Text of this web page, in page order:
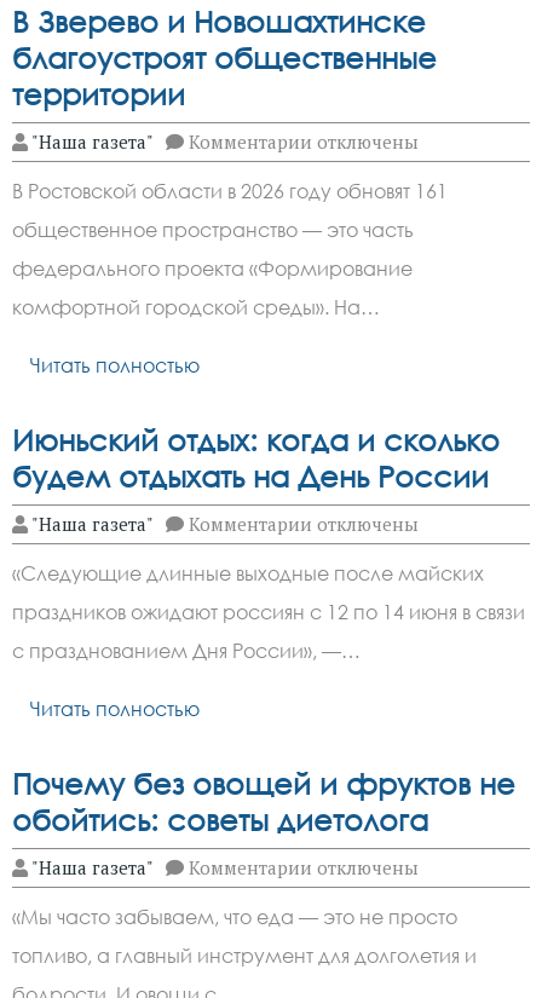
В Зверево и Новошахтинске
благоустроят общественные
территории
"Наша газета" Комментарии к
записи
Зверево
Новошахтинске
благоустроят
общественные
территории
отключены
В Ростовской области в 2026 году обновят 161
общественное пространство — это часть
федерального проекта «Формирование
комфортной городской среды». На…
Читать полностью
Июньский отдых: когда и сколько
будем отдыхать на День России
"Наша газета" Комментарии к
записи
отдых:
когда
и
сколько
будем
отключены
«Следующие длинные выходные после майских
праздников ожидают россиян с 12 по 14 июня в связи
с празднованием Дня России», —…
Читать полностью
Почему без овощей и фруктов не
обойтись: советы диетолога
"Наша газета" Комментарии к
записи
без
овощей
и
отключены
«Мы часто забываем, что еда — это не просто
топливо, а главный инструмент для долголетия и